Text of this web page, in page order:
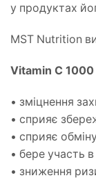
у продуктах
MST Nutrition
Vitamin C
• зміцнення
• сприяє
• сприяє
• бере участь в
• зниження